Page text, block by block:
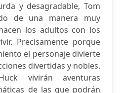
y desagradable, Tom
de una manera muy
los adultos con los
Precisamente porque
el personaje divierte
divertidas y nobles.
vivirán aventuras
de las que podrán